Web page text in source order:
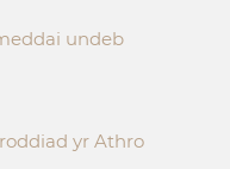
undeb
yr Athro